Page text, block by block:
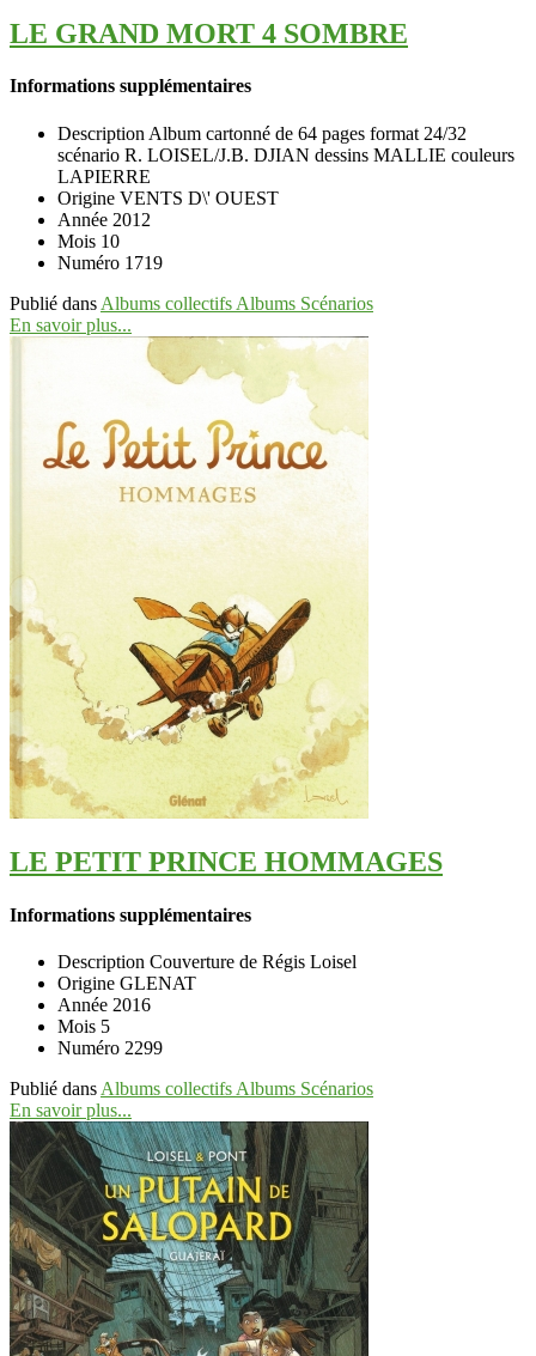
LE GRAND MORT 4 SOMBRE
Informations supplémentaires
Description Album cartonné de 64 pages format 24/32
scénario R. LOISEL/J.B. DJIAN dessins MALLIE couleurs
LAPIERRE
Origine VENTS D\' OUEST
Année 2012
Mois 10
Numéro 1719
Publié dans Albums collectifs Albums Scénarios
En savoir plus...
LE PETIT PRINCE HOMMAGES
Informations supplémentaires
Description Couverture de Régis Loisel
Origine GLENAT
Année 2016
Mois 5
Numéro 2299
Publié dans Albums collectifs Albums Scénarios
En savoir plus...